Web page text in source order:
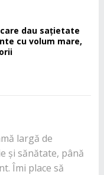
dau sațietate
cu volum mare,
largă de
și sănătate, până
Îmi place să